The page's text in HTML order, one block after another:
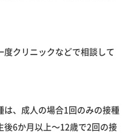
度クリニックなどで相談して
は、成人の場合1回のみの接種
後6か月以上〜12歳で2回の接